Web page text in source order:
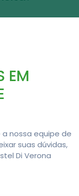
EM
nossa equipe de
suas dúvidas,
Di Verona